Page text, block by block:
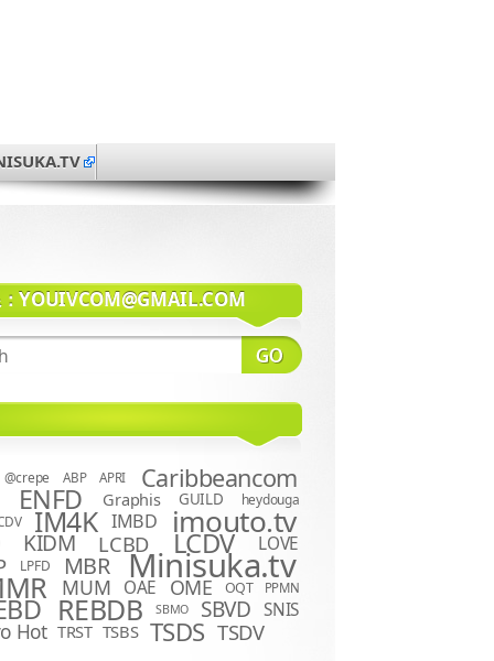
YOUIVCOM@GMAIL.COM
@crepe ABP APRI Caribbeancom
ENFD Graphis GUILD heydouga
IM4K IMBD imouto.tv
KIDM LCBD LCDV LOVE
LPFD MBR Minisuka.tv
MUM OAE OME OQT
PPMN
REBDB SBMO SBVD SNIS
Hot TRST TSBS TSDS TSDV